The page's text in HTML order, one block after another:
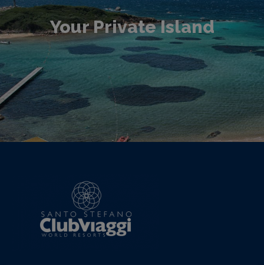
Your Private Island